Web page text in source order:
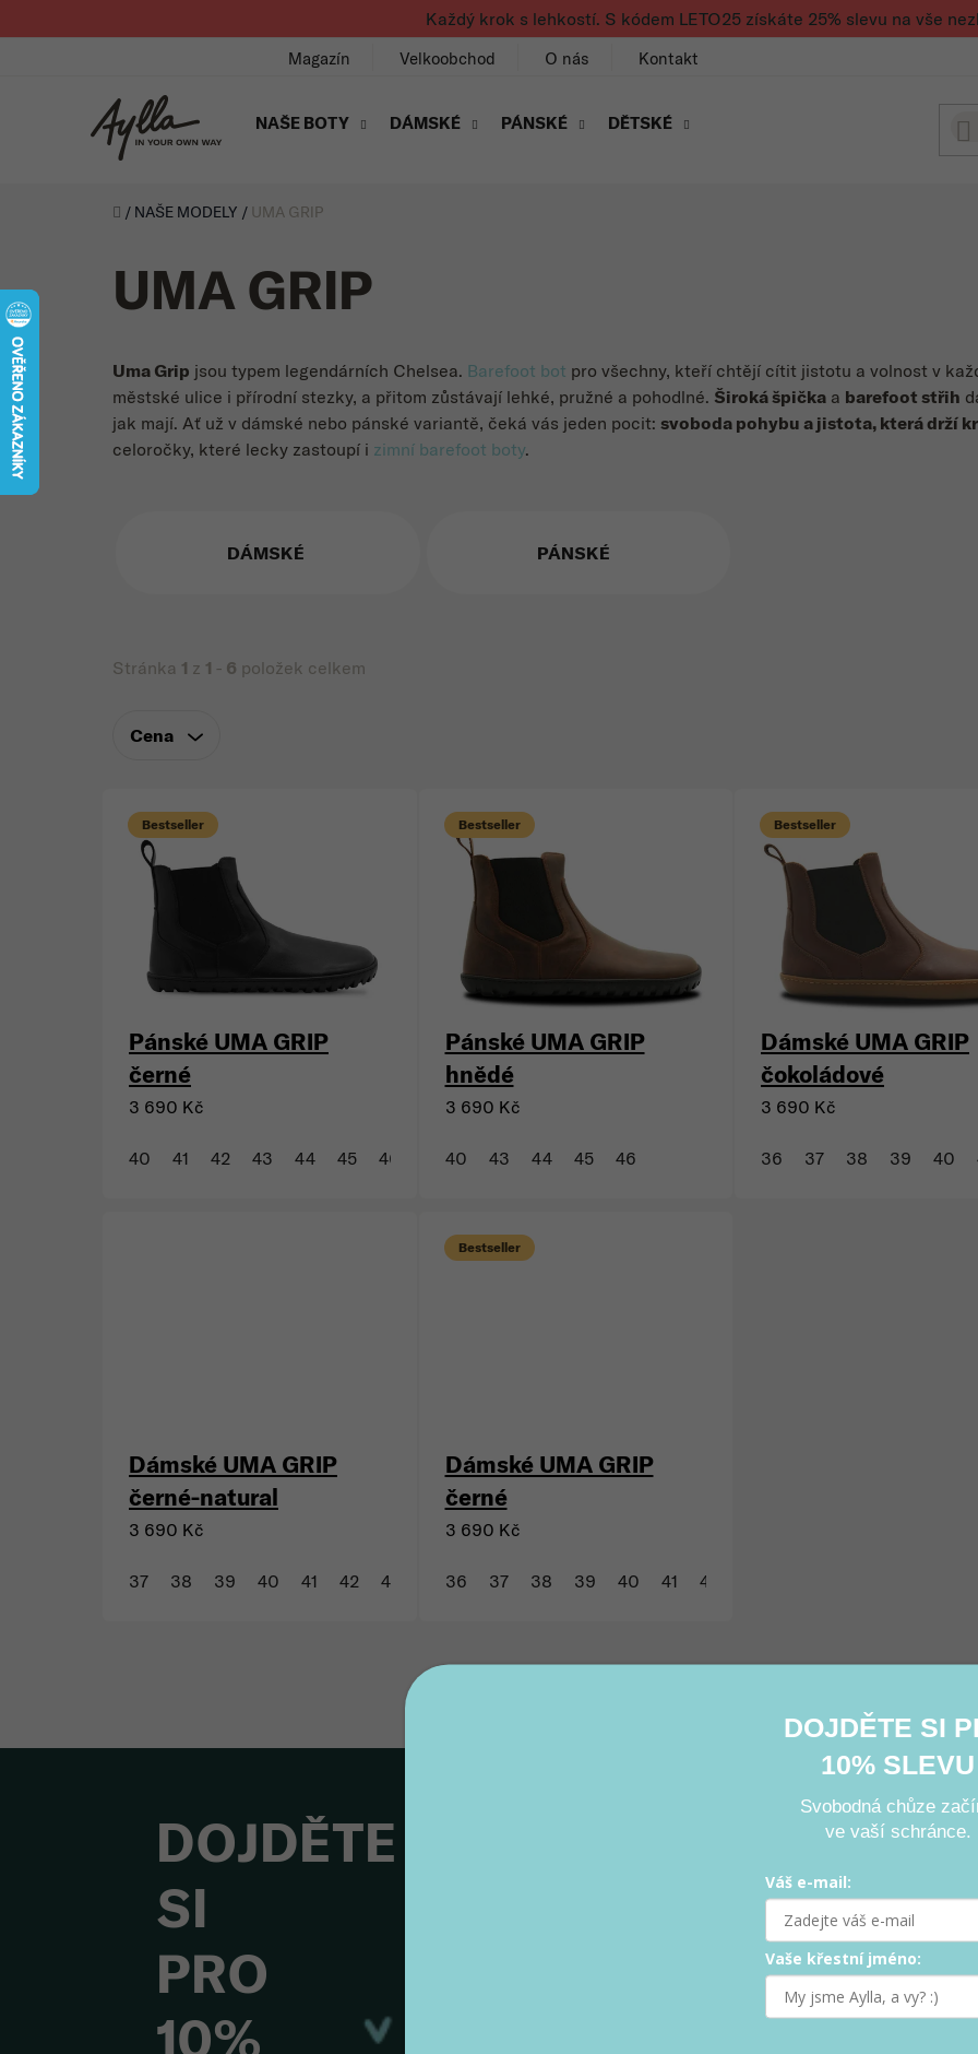
Každý krok s lehkostí. S kódem LETO25 získáte 25% slevu na vše
Magazín Velkoobchod O nás Kontakt
NAŠE BOTY DÁMSKÉ PÁNSKÉ DĚTSKÉ
Úvod
/ NAŠE MODELY / UMA GRIP
UMA GRIP
Uma Grip jsou typem legendárních Chelsea. Barefoot bot pro všechny, kteří chtějí cítit jistotu a volnost v
městské ulice i přírodní stezky, a přitom zůstávají lehké, pružné a pohodlné. Široká špička a barefoot střih
jak mají. Ať už v dámské nebo pánské variantě, čeká vás jeden pocit: svoboda pohybu a jistota, která drží
celoročky, které lecky zastoupí i zimní barefoot boty.
DÁMSKÉ PÁNSKÉ
Stránka 1 z 1 - 6 položek celkem
Cena
Bestseller
Pánské UMA GRIP
černé
3 690 Kč
40 41 42 43 44 45 46
Bestseller
Pánské UMA GRIP
hnědé
3 690 Kč
40 43 44 45 46
Bestseller
Dámské UMA GRIP
čokoládové
3 690 Kč
36 37 38 39 40
Dámské UMA GRIP
černé-natural
3 690 Kč
37 38 39 40 41 42 43
Bestseller
Dámské UMA GRIP
černé
3 690 Kč
36 37 38 39 40 41 42
DOJDĚTE
SI
PRO
10%
DOJDĚTE SI
10% SLEVU
Svobodná chůze
ve vaší schránce.
Váš e-mail:
Vaše křestní jméno: